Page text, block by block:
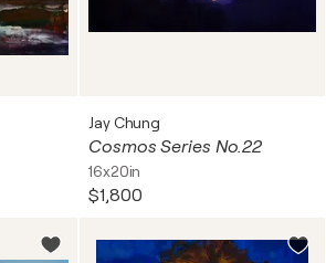
Jay Chung
Cosmos Series No.22
16x20in
$1,800